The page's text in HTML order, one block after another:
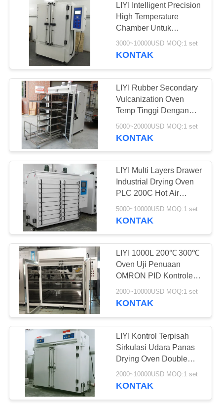
mesin uji tahan air
Ruang Uji Stabilitas
Obat
4
Ruang Pengujian
Baterai
20
LIYI Intelligent Precision
High Temperature
Chamber Untuk
Komponen Elektronik
3000~10000USD MOQ:1 set
KONTAK
LIYI Rubber Secondary
Vulcanization Oven
Temp Tinggi Dengan
Gas Exhaust Fan Mother
Child Cart
5000~20000USD MOQ:1 set
KONTAK
LIYI Multi Layers Drawer
Industrial Drying Oven
PLC 200C Hot Air
Circulation Drying Oven
5000~10000USD MOQ:1 set
KONTAK
LIYI 1000L 200℃ 300℃
Oven Uji Penuaan
OMRON PID Kontroler
Oven Panas Tinggi
2000~10000USD MOQ:1 set
KONTAK
LIYI Kontrol Terpisah
Sirkulasi Udara Panas
Drying Oven Double
Explosion Proof Door
2000~10000USD MOQ:1 set
KONTAK